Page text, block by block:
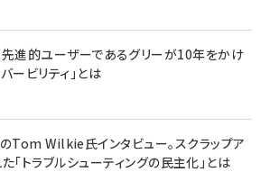
進的ユーザーであるグリーが10年をかけ
ービリティ」とは
Wilkie氏インタビュー。スクラップア
「トラブルシューティングの民主化」とは